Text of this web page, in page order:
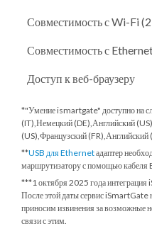
Совместимость с Wi-Fi
Совместимость с
Доступ к веб-браузеру
*"Умение ismartgate" доступно на
(IT),Немецкий (DE),Английский
(US),Французский (FR),Английский
**USB для Ethernetадаптер
маршрутизатору с помощью
***1 октября 2025 годаинтеграция
После этой даты сервис iSmartGate
приносим извинения за возможные
связи с этим.